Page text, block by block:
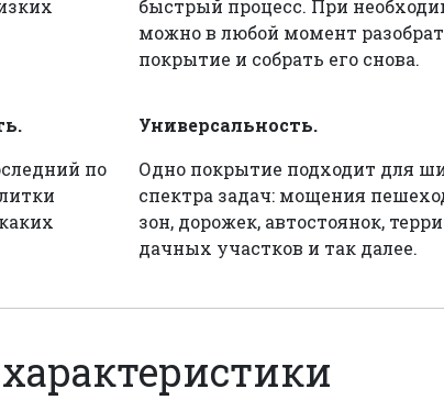
быстрый процесс. При
можно в любой момент
покрытие и собрать его снова.
по
Универсальность.
Одно покрытие подходит для
спектра задач: мощения
зон, дорожек, автостоянок,
дачных участков и так далее.